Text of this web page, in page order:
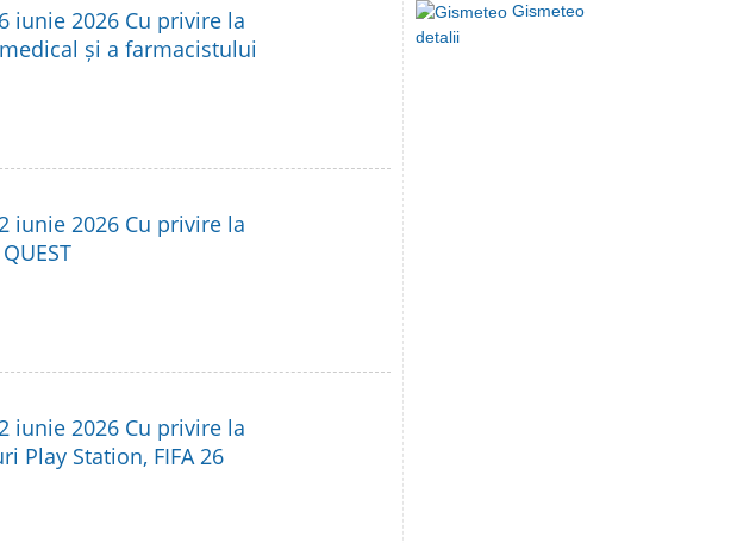
iunie 2026 Cu privire la
și a farmacistului
iunie 2026 Cu privire la
iunie 2026 Cu privire la
Play Station, FIFA 26
Gismeteo
detalii